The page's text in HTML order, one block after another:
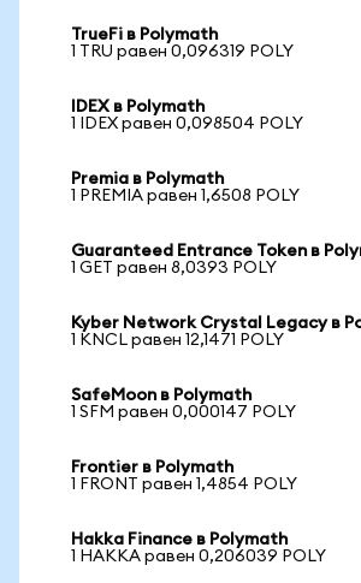
TrueFi в Polymath
1 TRU равен 0,096319 POLY
IDEX в Polymath
1 IDEX равен 0,098504 POLY
Premia в Polymath
1 PREMIA равен 1,6508 POLY
Guaranteed Entrance Token в
1 GET равен 8,0393 POLY
Kyber Network Crystal Legacy в
1 KNCL равен 12,1471 POLY
SafeMoon в Polymath
1 SFM равен 0,000147 POLY
Frontier в Polymath
1 FRONT равен 1,4854 POLY
Hakka Finance в Polymath
1 HAKKA равен 0,206039 POLY